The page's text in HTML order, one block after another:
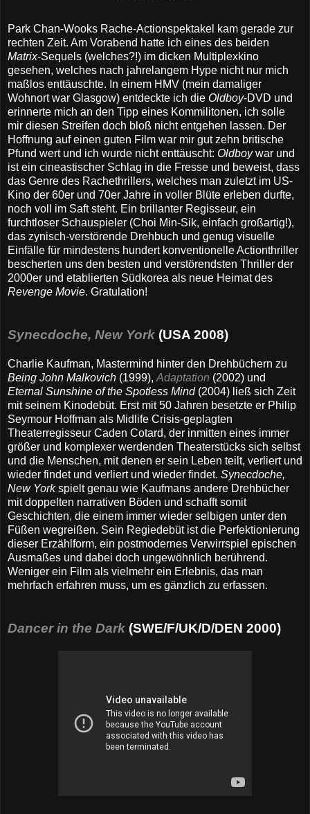
Park Chan-Wooks Rache-Actionspektakel kam gerade zur
rechten Zeit. Am Vorabend hatte ich eines des beiden
Matrix-Sequels (welches?!) im dicken Multiplexkino
gesehen, welches nach jahrelangem Hype nicht nur mich
maßlos enttäuschte. In einem HMV (mein damaliger
Wohnort war Glasgow) entdeckte ich die Oldboy-DVD und
erinnerte mich an den Tipp eines Kommilitonen, ich solle
mir diesen Streifen doch bloß nicht entgehen lassen. Der
Hoffnung auf einen guten Film war mir gut zehn britische
Pfund wert und ich wurde nicht enttäuscht: Oldboywar und
ist ein cineastischer Schlag in die Fresse und beweist, dass
das Genre des Rachethrillers, welches man zuletzt im US-
Kino der 60er und 70er Jahre in voller Blüte erleben durfte,
noch voll im Saft steht. Ein brillanter Regisseur, ein
furchtloser Schauspieler (Choi Min-Sik, einfach großartig!),
das zynisch-verstörende Drehbuch und genug visuelle
Einfälle für mindestens hundert konventionelle Actionthriller
bescherten uns den besten und verstörendsten Thriller der
2000er und etablierten Südkorea als neue Heimat des
Revenge Movie. Gratulation!
Synecdoche, New York (USA 2008)
Charlie Kaufman, Mastermind hinter den Drehbüchern zu
Being John Malkovich (1999), Adaptation (2002) und
Eternal Sunshine of the Spotless Mind(2004) ließ sich Zeit
mit seinem Kinodebüt. Erst mit 50 Jahren besetzte er Philip
Seymour Hoffman als Midlife Crisis-geplagten
Theaterregisseur Caden Cotard, der inmitten eines immer
größer und komplexer werdenden Theaterstücks sich selbst
und die Menschen, mit denen er sein Leben teilt, verliert und
wieder findet und verliert und wieder findet. Synecdoche,
New Yorkspielt genau wie Kaufmans andere Drehbücher
mit doppelten narrativen Böden und schafft somit
Geschichten, die einem immer wieder selbigen unter den
Füßen wegreißen. Sein Regiedebüt ist die Perfektionierung
dieser Erzählform, ein postmodernes Verwirrspiel epischen
Ausmaßes und dabei doch ungewöhnlich berührend.
Weniger ein Film als vielmehr ein Erlebnis, das man
mehrfach erfahren muss, um es gänzlich zu erfassen.
Dancer in the Dark (SWE/F/UK/D/DEN 2000)